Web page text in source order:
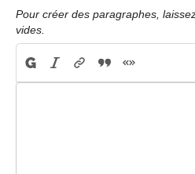
Pour créer des paragraphes,
vides.